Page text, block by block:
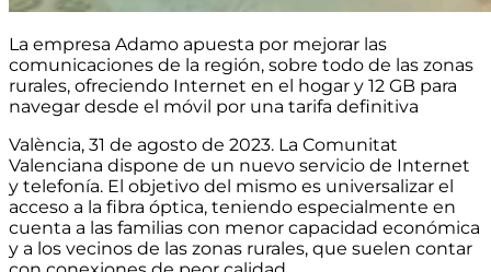
La empresa Adamo apuesta por mejorar las
comunicaciones de la región, sobre todo de las zonas
rurales, ofreciendo Internet en el hogar y 12 GB para
navegar desde el móvil por una tarifa definitiva
València, 31 de agosto de 2023. La Comunitat
Valenciana dispone de un nuevo servicio de Internet
y telefonía. El objetivo del mismo es universalizar el
acceso a la fibra óptica, teniendo especialmente en
cuenta a las familias con menor capacidad económica
y a los vecinos de las zonas rurales, que suelen contar